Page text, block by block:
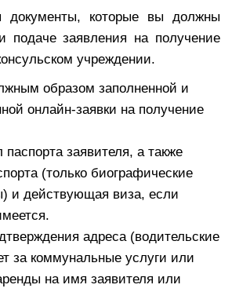
документы, которые вы должны
подаче заявления на получение
учреждении.
образом заполненной и
онлайн-заявки на получение
паспорта заявителя, а также
(только биографические
и действующая виза, если
адреса (водительские
за коммунальные услуги или
на имя заявителя или